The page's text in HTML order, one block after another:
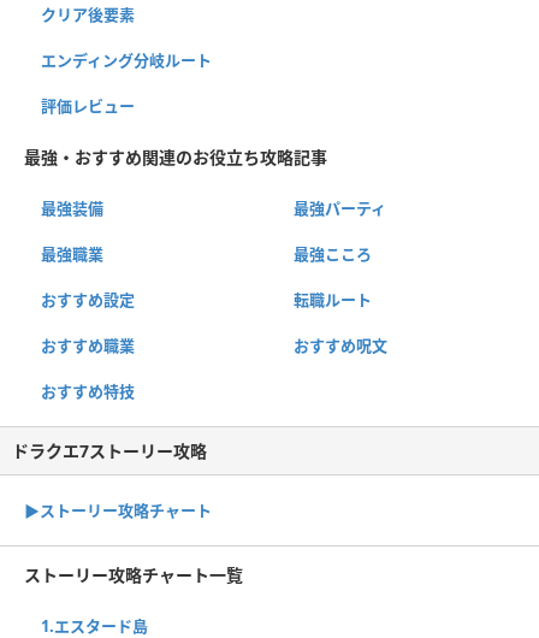
クリア後要素
エンディング分岐ルート
評価レビュー
最強・おすすめ関連のお役立ち攻略記事
最強装備 最強パーティ
最強職業 最強こころ
おすすめ設定 転職ルート
おすすめ職業 おすすめ呪文
おすすめ特技
ドラクエ7ストーリー攻略
▶ストーリー攻略チャート
ストーリー攻略チャート一覧
1.エスタード島